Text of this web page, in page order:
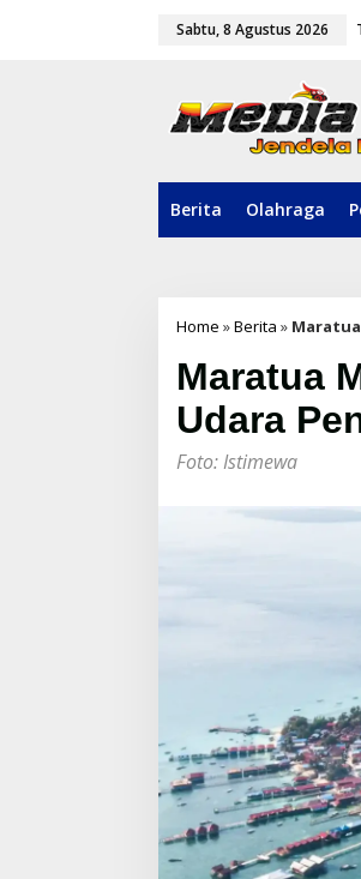
Sabtu, 8 Agustus 2026
Berita Olahraga
Home »Berita »
Maratua
Udara
Foto: Istimewa